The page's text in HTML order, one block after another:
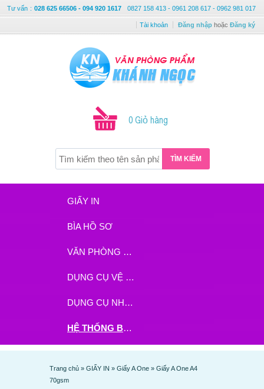
Tư vấn : 028 625 66506 - 094 920 1617 0827 158 413 - 0961 208 617 - 0962 981 017
Tài khoản Đăng nhập hoặc Đăng ký
0 Giỏ hàng
TÌM KIẾM
GIẤY IN
BÌA HỒ SƠ
VĂN PHÒNG PHẨM
DỤNG CỤ VỆ SINH
DỤNG CỤ NHÀ BẾP
HỆ THỐNG BHX - TGDĐ ĐẶT HÀNG TẠI ĐÂY
Trang chủ » GIẤY IN » Giấy A One » Giấy A One A4
70gsm